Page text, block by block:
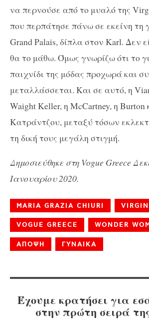
να περνούσε από το μυαλό της
που περπάτησε πάνω σε εκείνη τη
Grand Palais, δίπλα στον Karl. Δεν
θα το μάθω. Όμως γνωρίζω ότι το
παιχνίδι της μόδας προχωρά και
μεταλλάσσεται. Και σε αυτό, η
Waight Keller, η McCartney, η Burton
Κατράντζου, μεταξύ τόσων
τη δική τους μεγάλη στιγμή.
Δημοσιεύθηκε στη Vogue Greece
Ιανουαρίου 2020.
MARIA GRAZIA CHIURI
VOGUE GREECE WONDER
ΑΠΟΨΗ ΓΥΝΑΙΚΑ
Έχουμε κρατήσει για
στην πρώτη σειρά